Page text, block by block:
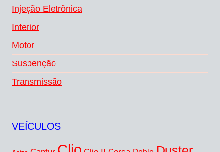
Injeção Eletrônica
Interior
Motor
Suspenção
Transmissão
VEÍCULOS